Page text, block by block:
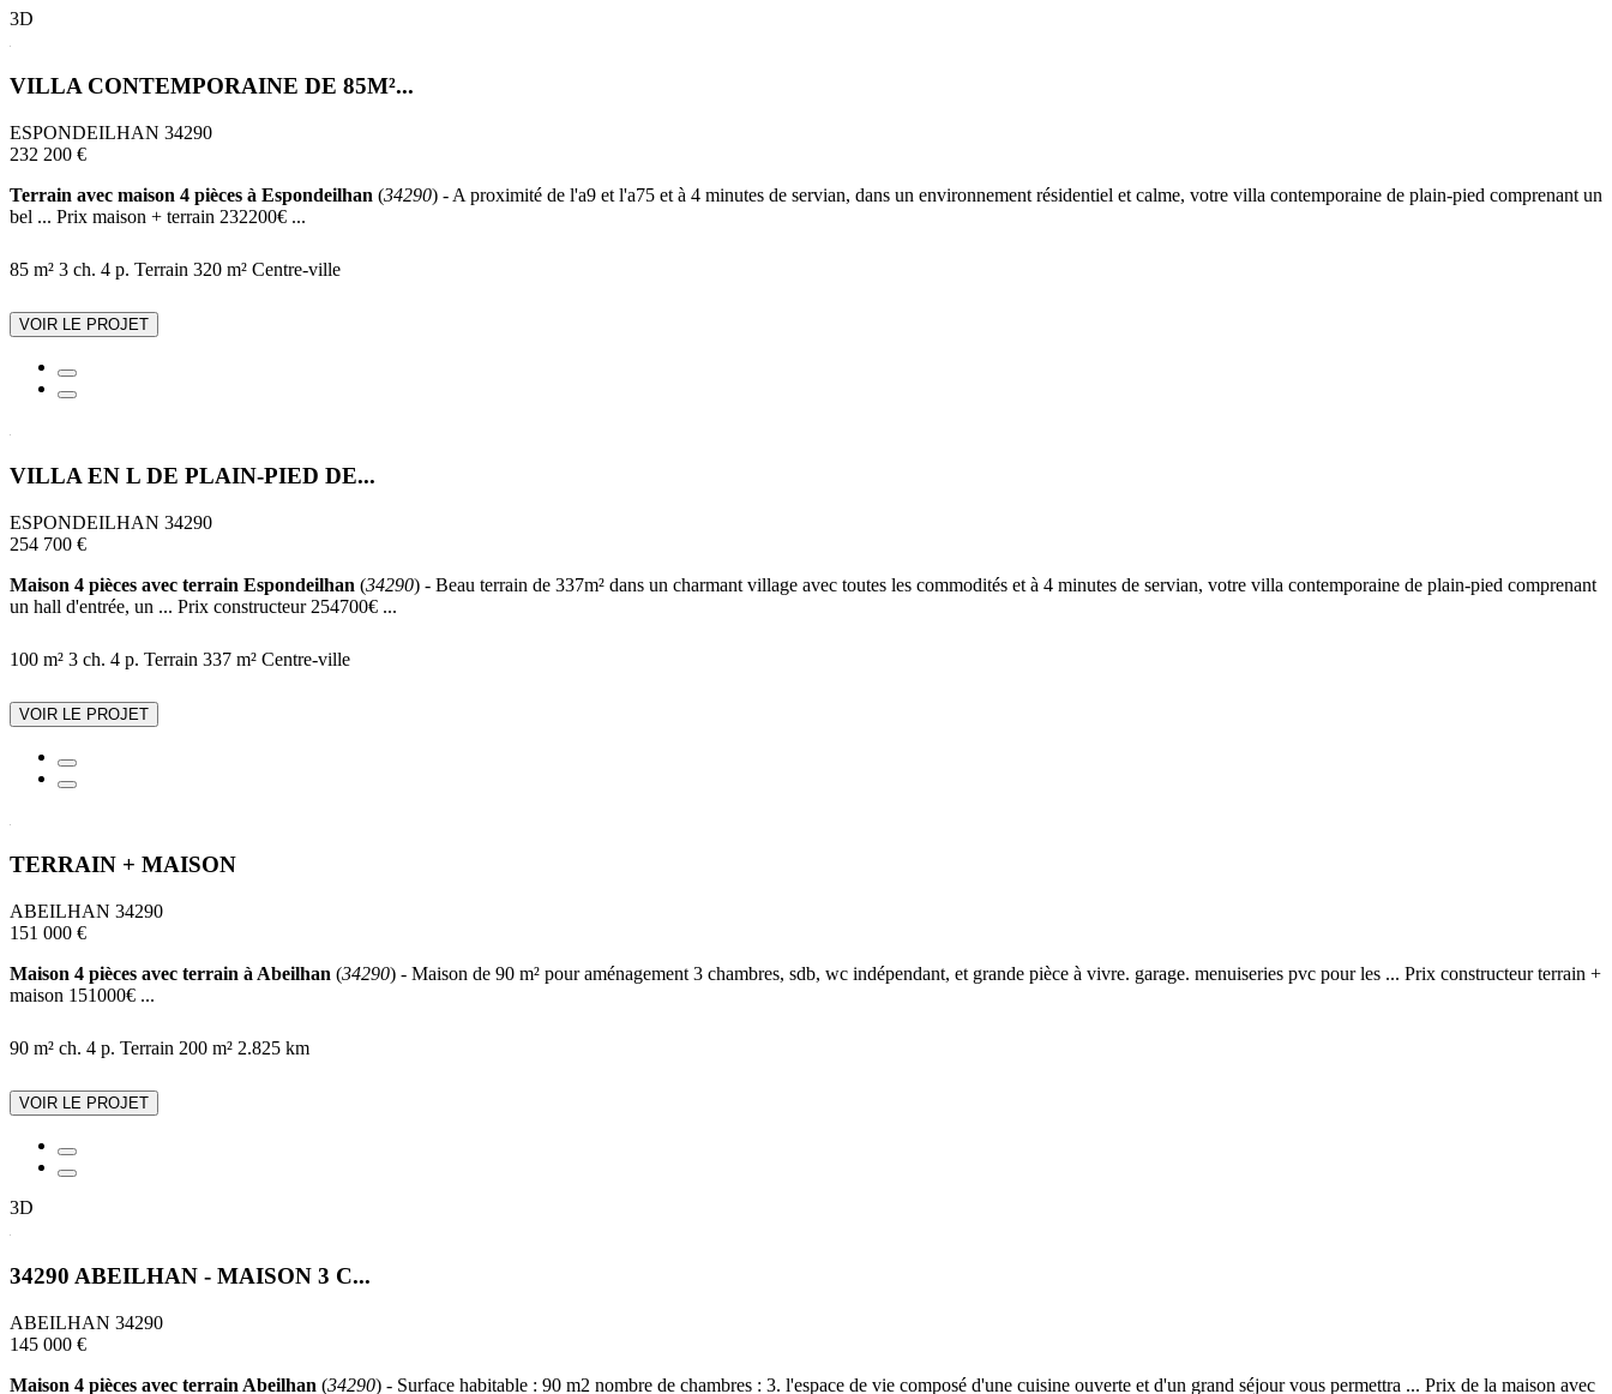
3D
VILLA CONTEMPORAINE DE 85M²...
ESPONDEILHAN 34290
232 200 €
Terrain avec maison 4 pièces à Espondeilhan (34290) - A proximité de l'a9 et l'a75 et à 4 minutes de servian, dans un environnement résidentiel et calme, votre villa contemporaine de plain-pied comprenant un
bel ... Prix maison + terrain 232200€ ...
85 m² 3 ch. 4 p. Terrain 320 m² Centre-ville
VOIR LE PROJET
VILLA EN L DE PLAIN-PIED DE...
ESPONDEILHAN 34290
254 700 €
Maison 4 pièces avec terrain Espondeilhan (34290) - Beau terrain de 337m² dans un charmant village avec toutes les commodités et à 4 minutes de servian, votre villa contemporaine de plain-pied comprenant
un hall d'entrée, un ... Prix constructeur 254700€ ...
100 m² 3 ch. 4 p. Terrain 337 m² Centre-ville
VOIR LE PROJET
TERRAIN + MAISON
ABEILHAN 34290
151 000 €
Maison 4 pièces avec terrain à Abeilhan (34290) - Maison de 90 m² pour aménagement 3 chambres, sdb, wc indépendant, et grande pièce à vivre. garage. menuiseries pvc pour les ... Prix constructeur terrain +
maison 151000€ ...
90 m² ch. 4 p. Terrain 200 m² 2.825 km
VOIR LE PROJET
3D
34290 ABEILHAN - MAISON 3 C...
ABEILHAN 34290
145 000 €
Maison 4 pièces avec terrain Abeilhan (34290) - Surface habitable : 90 m2 nombre de chambres : 3. l'espace de vie composé d'une cuisine ouverte et d'un grand séjour vous permettra ... Prix de la maison avec